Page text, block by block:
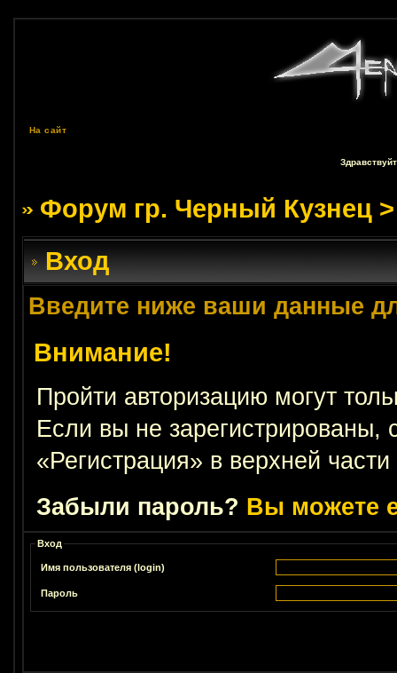
На сайт
Форум гр. Черный Кузнец>
Вход
Введите ниже ваши данные
Внимание!
Пройти авторизацию могут
Если вы не зарегистрированы,
«Регистрация» в верхней
Забыли пароль? Вы можете
Вход
Имя пользователя (login)
Пароль